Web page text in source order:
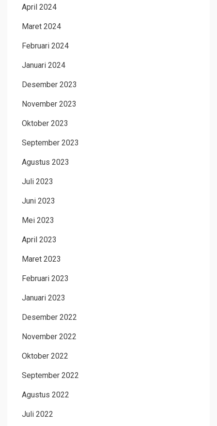
April 2024
Maret 2024
Februari 2024
Januari 2024
Desember 2023
November 2023
Oktober 2023
September 2023
Agustus 2023
Juli 2023
Juni 2023
Mei 2023
April 2023
Maret 2023
Februari 2023
Januari 2023
Desember 2022
November 2022
Oktober 2022
September 2022
Agustus 2022
Juli 2022